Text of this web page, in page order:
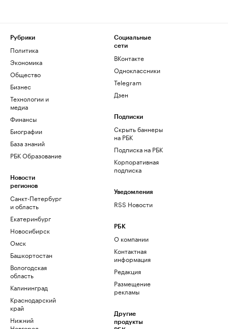
Рубрики
Политика
Экономика
Общество
Бизнес
Технологии и
медиа
Финансы
Биографии
База знаний
РБК Образование
Новости
регионов
Санкт-Петербург
и область
Екатеринбург
Новосибирск
Омск
Башкортостан
Вологодская
область
Калининград
Краснодарский
край
Нижний
Социальные
сети
ВКонтакте
Одноклассники
Telegram
Дзен
Подписки
Скрыть баннеры
на РБК
Подписка на РБК
Корпоративная
подписка
Уведомления
RSS Новости
РБК
О компании
Контактная
информация
Редакция
Размещение
рекламы
Другие
продукты